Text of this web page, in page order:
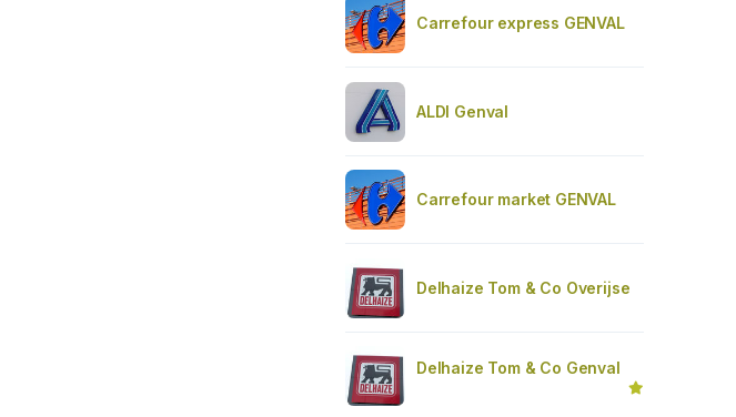
Carrefour express GENVAL
ALDI Genval
Carrefour market GENVAL
Delhaize Tom & Co Overijse
Delhaize Tom & Co Genval